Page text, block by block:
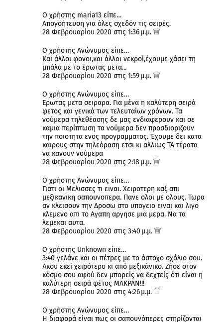
Ο χρήστης maria13 είπε…
Απογοήτευση για όλες σχεδόν τις σειρές.
28 Φεβρουαρίου 2020 στις 1:36 μ.μ.
Ο χρήστης Ανώνυμος είπε…
Και άλλοι φονοι,και άλλοι νεκροί,έχουμε χάσει τη
μπάλα με το έρωτας μετα...
28 Φεβρουαρίου 2020 στις 1:59 μ.μ.
Ο χρήστης Ανώνυμος είπε…
Ερωτας μετα σειραρα. Για μένα η καλύτερη σειρά
φετος και γενικά των τελευταίων χρόνων. Τα
νούμερα τηλεθέασης δε μας ενδιαφερουν και σε
καμια περίπτωση τα νούμερα δεν προσδιοριζουν
την ποιοτητα ενος προγραμματος. Έχουμε δει κατα
καιρους στην τηλεόραση ετσι κι αλλιως ΤΑ τέρατα
να κανουν νούμερα
28 Φεβρουαρίου 2020 στις 2:18 μ.μ.
Ο χρήστης Ανώνυμος είπε…
Γιατι οι Μελισσες τι ειναι. Χειροτερη καξ απι
μεξικανικη σαπουνοπερα. Πανε ολοι με ολους. Τωρα
αν κλεισουν την Δροσω στο υπογειο ειναι και λιγο
κλεμενο απι το Αγαπη αργησε μια μερα. Να τα
λεμεκαι αυτα.
28 Φεβρουαρίου 2020 στις 3:40 μ.μ.
Ο χρήστης Unknown είπε…
3:40 γελάνε και οι πέτρες με το άστοχο σχόλιο σου.
Άκου εκεί χειρότερο κι από μεξικάνικο. Ζήσε στον
κόσμο σου αφού δεν μπορείς να δεχτείς ότι είναι η
καλύτερη σειρά φέτος ΜΑΚΡΑΝ!!!
28 Φεβρουαρίου 2020 στις 4:26 μ.μ.
Ο χρήστης Ανώνυμος είπε…
Η διαφορά είναι πως οι σαπουνόπερες στηρίζονται